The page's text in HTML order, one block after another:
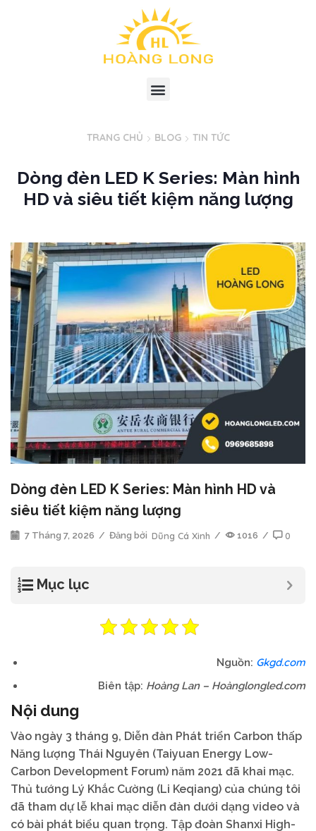
TRANG CHỦ BLOG TIN TỨC
Dòng đèn LED K Series: Màn hình
HD và siêu tiết kiệm năng lượng
Dòng đèn LED K Series: Màn hình HD và
siêu tiết kiệm năng lượng
7 Tháng 7, 2026 / Đăng bởi Dũng Cá Xinh / 1016 / 0
Mục lục
Nguồn: Gkgd.com
Biên tập: Hoàng Lan – Hoànglongled.com
Nội dung
Vào ngày 3 tháng 9, Diễn đàn Phát triển Carbon thấp
Năng lượng Thái Nguyên (Taiyuan Energy Low-
Carbon Development Forum) năm 2021 đã khai mạc.
Thủ tướng Lý Khắc Cường (Li Keqiang) của chúng tôi
đã tham dự lễ khai mạc diễn đàn dưới dạng video và
có bài phát biểu quan trọng. Tập đoàn Shanxi High-